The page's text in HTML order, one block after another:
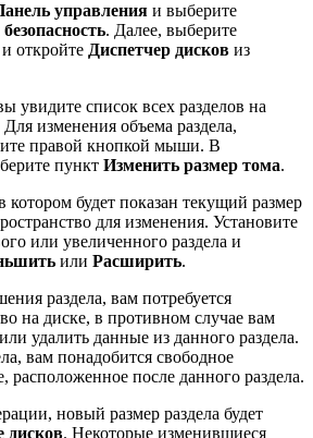
управления и выберите
. Далее, выберите
и откройте Диспетчер дисков из
увидите список всех разделов на
изменения объема раздела,
правой кнопкой мыши. В
пункт Изменить размер тома.
котором будет показан текущий размер
для изменения. Установите
или увеличенного раздела и
или Расширить.
раздела, вам потребуется
на диске, в противном случае вам
удалить данные из данного раздела.
вам понадобится свободное
расположенное после данного раздела.
новый размер раздела будет
дисков. Некоторые изменившиеся